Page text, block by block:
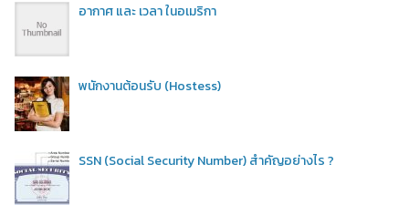
อากาศ และ เวลา ในอเมริกา
พนักงานต้อนรับ (Hostess)
SSN (Social Security Number) สำคัญอย่างไร ?